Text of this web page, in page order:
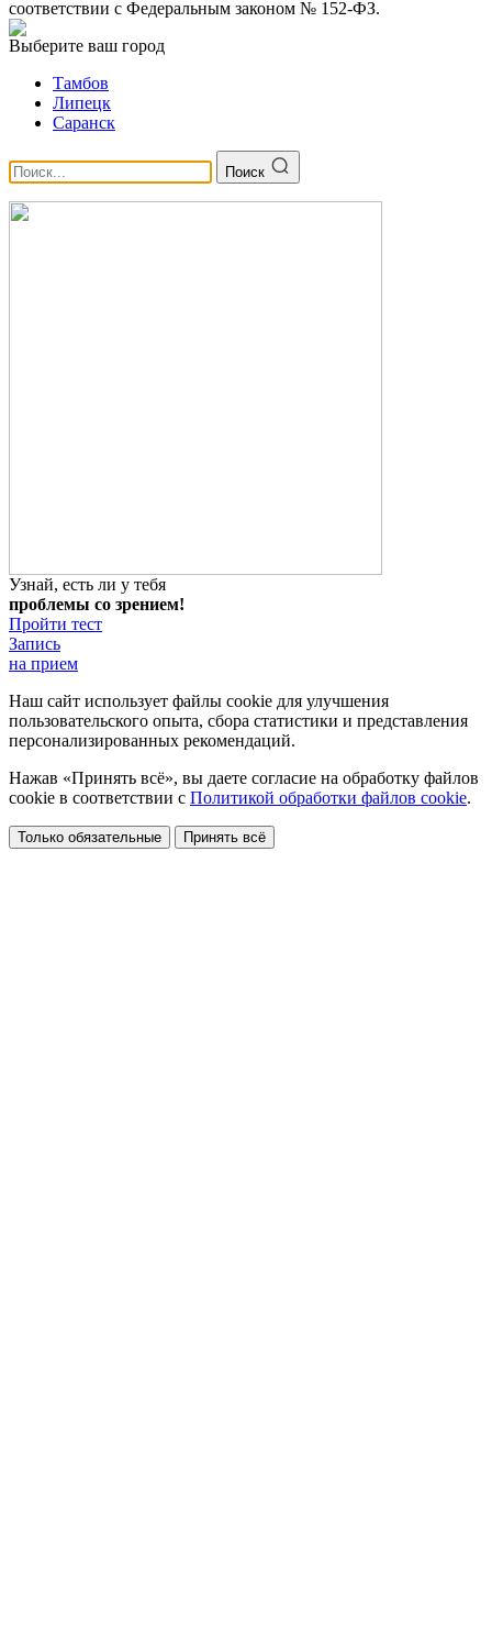
соответствии с Федеральным законом № 152-ФЗ.
Выберите ваш город
Тамбов
Липецк
Саранск
Поиск
Узнай, есть ли у тебя
проблемы со зрением!
Пройти тест
Запись
на прием
Наш сайт использует файлы cookie для улучшения
пользовательского опыта, сбора статистики и представления
персонализированных рекомендаций.
Нажав «Принять всё», вы даете согласие на обработку файлов
cookie в соответствии с Политикой обработки файлов cookie.
Только обязательные Принять всё